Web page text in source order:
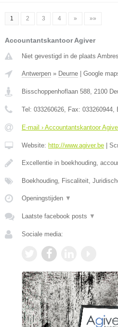
1 2 3 4 » »»
Accountantskantoor Agiver
Niet gevestigd in de plaats
Antwerpen » Deurne Google
Bisschoppenhoflaan 588, 2100
Tel: 033260626, Fax: 033260944,
E-mail › Accountantskantoor
Website: http://www.agiver.be
Excellentie in boekhouding,
Boekhouding, Fiscaliteit,
Openingstijden ▼
Laatste facebook posts ▼
Sociale media: